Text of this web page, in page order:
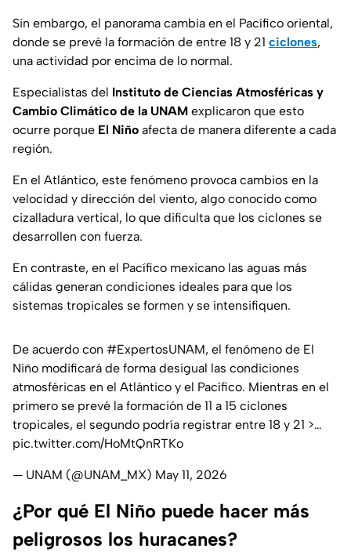
Sin embargo, el panorama cambia en el Pacífico oriental,
donde se prevé la formación de entre 18 y 21 ciclones,
una actividad por encima de lo normal.
Especialistas del Instituto de Ciencias Atmosféricas y
Cambio Climático de la UNAM explicaron que esto
ocurre porque El Niño afecta de manera diferente a cada
región.
En el Atlántico, este fenómeno provoca cambios en la
velocidad y dirección del viento, algo conocido como
cizalladura vertical, lo que dificulta que los ciclones se
desarrollen con fuerza.
En contraste, en el Pacífico mexicano las aguas más
cálidas generan condiciones ideales para que los
sistemas tropicales se formen y se intensifiquen.
De acuerdo con #ExpertosUNAM, el fenómeno de El
Niño modificará de forma desigual las condiciones
atmosféricas en el Atlántico y el Pacífico. Mientras en el
primero se prevé la formación de 11 a 15 ciclones
tropicales, el segundo podría registrar entre 18 y 21 >…
pic.twitter.com/HoMtQnRTKo
— UNAM (@UNAM_MX) May 11, 2026
¿Por qué El Niño puede hacer más
peligrosos los huracanes?